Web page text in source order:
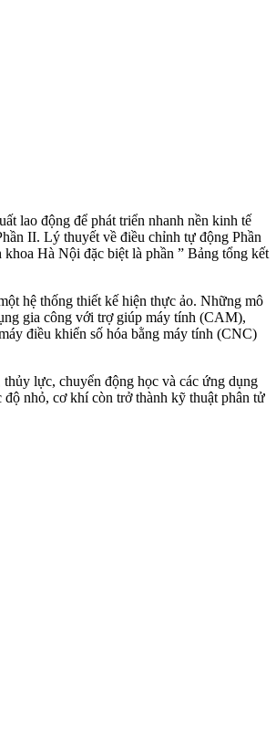
lao động để phát triển nhanh nền kinh tế
II. Lý thuyết về điều chỉnh tự động Phần
Hà Nội đặc biệt là phần ” Bảng tổng kết
hệ thống thiết kế hiện thực ảo. Những mô
gia công với trợ giúp máy tính (CAM),
điều khiển số hóa bằng máy tính (CNC)
lực, chuyển động học và các ứng dụng
nhỏ, cơ khí còn trở thành kỹ thuật phân tử